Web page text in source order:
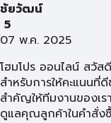
ชัยวัฒน์
5
07 พ.ค. 2025
โฮมโปร ออนไลน์ สวั
สำหรับการให้คะแนน
สำคัญให้ทีมงานของเ
ดูแลคุณลูกค้าในคำสั่ง